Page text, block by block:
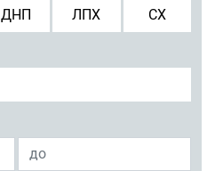
ДНП ЛПХ СХ